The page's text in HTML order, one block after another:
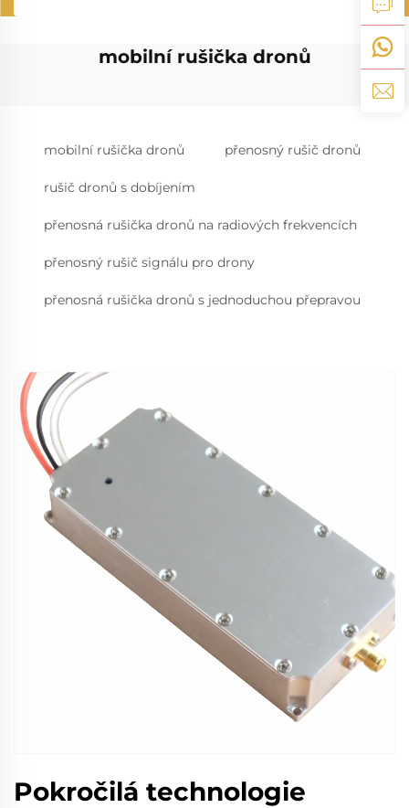
mobilní rušička dronů
mobilní rušička dronů přenosný rušič dronů
rušič dronů s dobíjením
přenosná rušička dronů na radiových frekvencích
přenosný rušič signálu pro drony
přenosná rušička dronů s jednoduchou přepravou
Pokročilá technologie